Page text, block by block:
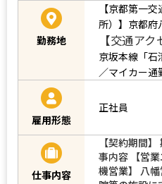
勤務地
【京都第一
所）】京都
【交通アク
京坂本線「石
／マイカー通
雇用形態
正社員
仕事内容
【契約期間
事内容 【営
機営業】 八